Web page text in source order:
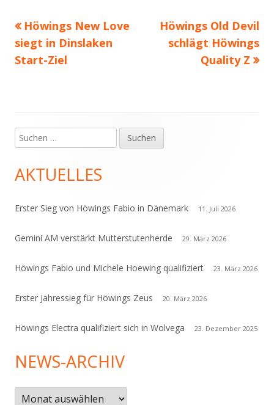
Beitragsnavigation
Vorheriger
Beitrag:
Höwings New Love
siegt in Dinslaken
Start-Ziel
Nächster
Beitrag
Höwings Old Devil
schlägt Höwings
Quality Z
Haupt-
Seitenleiste
Suchen
nach:
AKTUELLES
Erster Sieg von Höwings Fabio in Dänemark 11. Juli 2026
Gemini AM verstärkt Mutterstutenherde 29. März 2026
Höwings Fabio und Michele Hoewing qualifiziert 23. März 2026
Erster Jahressieg für Höwings Zeus 20. März 2026
Höwings Electra qualifiziert sich in Wolvega 23. Dezember 2025
NEWS-ARCHIV
News-